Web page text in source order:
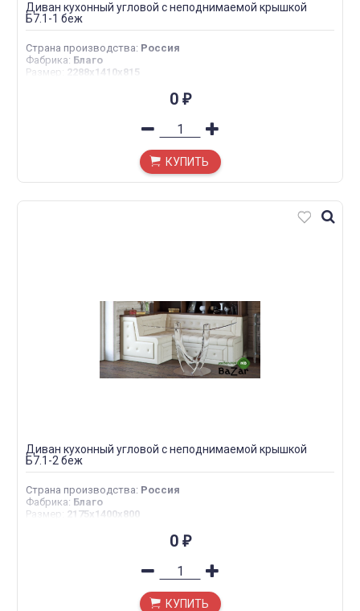
Диван кухонный угловой с неподнимаемой крышкой
Б7.1-1 беж
Страна производства: Россия
Фабрика: Благо
Размер : 2288х1410х815
0 ₽
КУПИТЬ
Диван кухонный угловой с неподнимаемой крышкой
Б7.1-2 беж
Страна производства: Россия
Фабрика: Благо
Размер : 2175х1400х800
0 ₽
КУПИТЬ